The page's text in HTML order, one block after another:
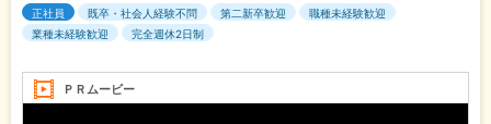
正社員 既卒・社会人経験不問 第二新卒歓迎
職種未経験歓迎
業種未経験歓迎
完全週休2日制
ＰＲムービー